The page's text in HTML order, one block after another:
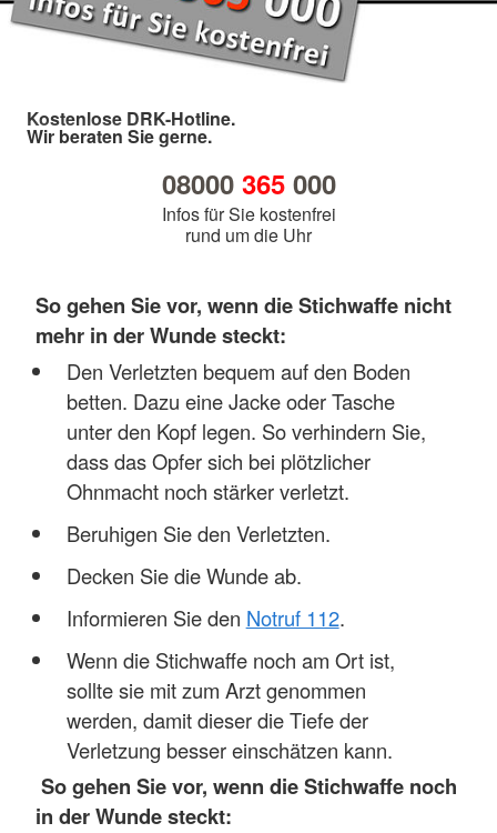
Kostenlose DRK-Hotline.
Wir beraten Sie gerne.
08000 365000
Infos für Sie kostenfrei
rund um die Uhr
So gehen Sie vor, wenn die Stichwaffe nicht
mehr in der Wunde steckt:
Den Verletzten bequem auf den Boden
betten. Dazu eine Jacke oder Tasche
unter den Kopf legen. So verhindern Sie,
dass das Opfer sich bei plötzlicher
Ohnmacht noch stärker verletzt.
Beruhigen Sie den Verletzten.
Decken Sie die Wunde ab.
Informieren Sie den Notruf 112.
Wenn die Stichwaffe noch am Ort ist,
sollte sie mit zum Arzt genommen
werden, damit dieser die Tiefe der
Verletzung besser einschätzen kann.
So gehen Sie vor, wenn die Stichwaffe noch
in der Wunde steckt: